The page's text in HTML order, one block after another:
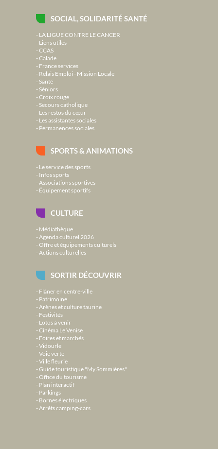
SOCIAL, SOLIDARITÉ SANTÉ
LA LIGUE CONTRE LE CANCER
Liens utiles
CCAS
Calade
France services
Relais Emploi - Mission Locale
Santé
Séniors
Croix rouge
Secours catholique
Les restos du cœur
Les assistantes sociales
Permanences sociales
SPORTS & ANIMATIONS
Le service des sports
Infos sports
Associations sportives
Équipement sportifs
CULTURE
Médiathèque
Agenda culturel 2026
Offre et équipements culturels
Actions culturelles
SORTIR DÉCOUVRIR
Flâner en centre-ville
Patrimoine
Arènes et culture taurine
Festivités
Lotos à venir
Cinéma Le Venise
Foires et marchés
Vidourle
Voie verte
Ville fleurie
Guide touristique "My Sommières"
Office du tourisme
Plan interactif
Parkings
Bornes électriques
Arrêts camping-cars